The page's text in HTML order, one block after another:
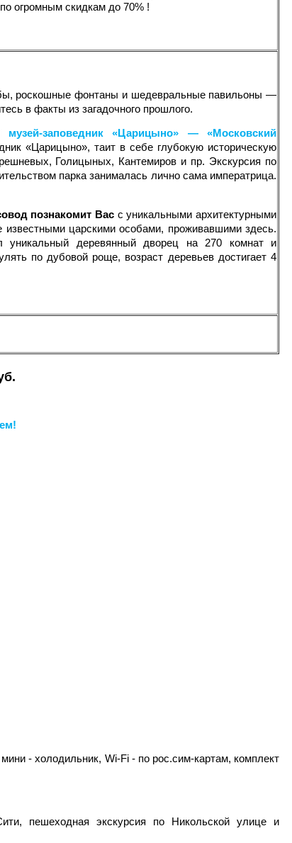
огромным скидкам до 70% !
роскошные фонтаны и шедевральные павильоны —
в факты из загадочного прошлого.
музей-заповедник «Царицыно» — «Московский
«Царицыно», таит в себе глубокую историческую
Голицыных, Кантемиров и пр. Экскурсия по
парка занималась лично сама императрица.
познакомит Вас с уникальными архитектурными
известными царскими особами, проживавшими здесь.
уникальный деревянный дворец на 270 комнат и
по дубовой роще, возраст деревьев достигает 4
- холодильник, Wi-Fi - по рос.сим-картам, комплект
пешеходная экскурсия по Никольской улице и